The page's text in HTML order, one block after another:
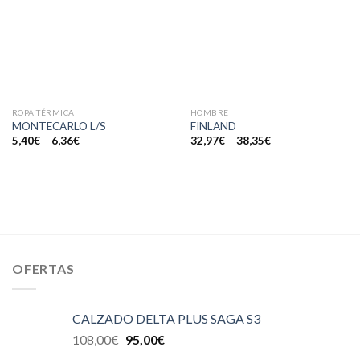
ROPA TÉRMICA
MONTECARLO L/S
5,40€– 6,36€
HOMBRE
FINLAND
32,97€– 38,35€
OFERTAS
CALZADO DELTA PLUS SAGA S3
108,00€ 95,00€